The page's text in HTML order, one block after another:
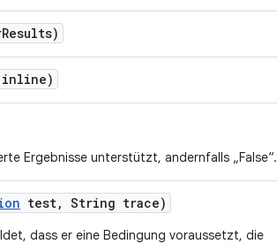
Results)
inline)
Ergebnisse unterstützt, andernfalls „False“.
test, String trace)
dass er eine Bedingung voraussetzt, die